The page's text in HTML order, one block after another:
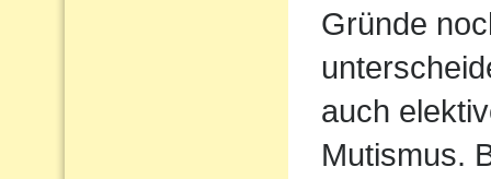
Gründe
auch
Mutismus.